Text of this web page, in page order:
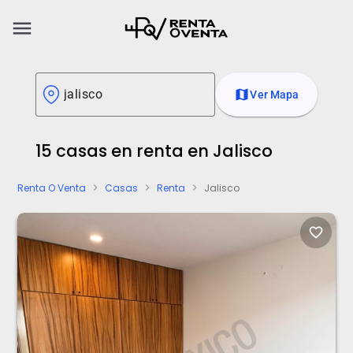
menu
mapVer Mapa
15 casas en renta en Jalisco
Renta O Venta chevron_right Casas chevron_right Renta chevron_right Jalisco
favorite_border